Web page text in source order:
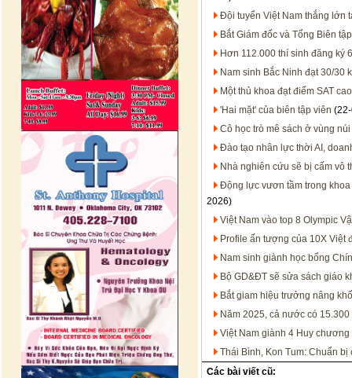
Đội tuyển Việt Nam thắng lớn
Bắt Giám đốc và Tổng Biên
Hơn 112.000 thí sinh đăng ký
Nam sinh Bắc Ninh đạt 30/30
Một thủ khoa đạt điểm SAT
'Hai mặt' của biên tập viên
Cô học trò mê sách ở vùng
Đào tạo nhân lực thời AI,
Nhà nghiên cứu sẽ bị cấm vô
Động lực vươn tầm trong
2026)
Việt Nam vào top 8 Olympic
Profile ấn tượng của 10X Việt
Nam sinh giành học bổng
Bộ GD&ĐT sẽ sửa sách giáo
Bắt giam hiệu trưởng nâng
Năm 2025, cả nước có
Việt Nam giành 4 Huy
Thái Bình, Kon Tum: Chuẩn
Các bài viết cũ: